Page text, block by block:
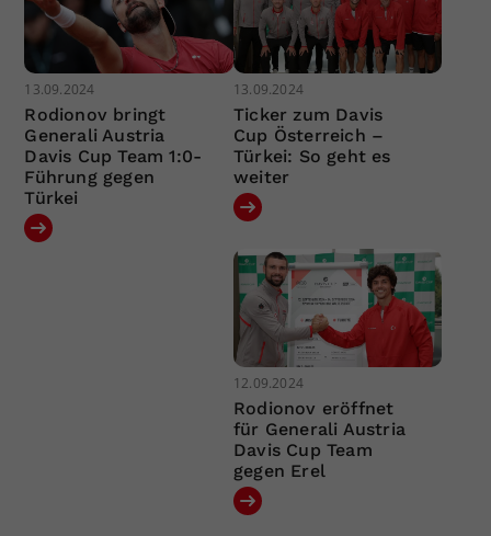
13.09.2024
Rodionov bringt
Generali Austria
Davis Cup Team 1:0-
Führung gegen
Türkei
13.09.2024
Ticker zum Davis
Cup Österreich –
Türkei: So geht es
weiter
12.09.2024
Rodionov eröffnet
für Generali Austria
Davis Cup Team
gegen Erel